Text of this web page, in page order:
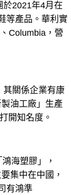
於2021年4月在
等產品。華利實
Columbia，營
其關係企業有康
油工廠」生產
開知名度。
海塑膠」，
集中在中國，
有鴻準